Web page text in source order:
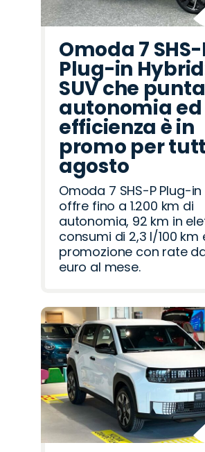
Omoda 7 SHS-
Plug-in
SUV che
autonomia ed
efficienza è in
promo per
agosto
Omoda 7 SHS-P Plug-
offre fino a 1.200 km di
autonomia, 92 km in
consumi di 2,3 l/100 km
promozione con rate
euro al mese.